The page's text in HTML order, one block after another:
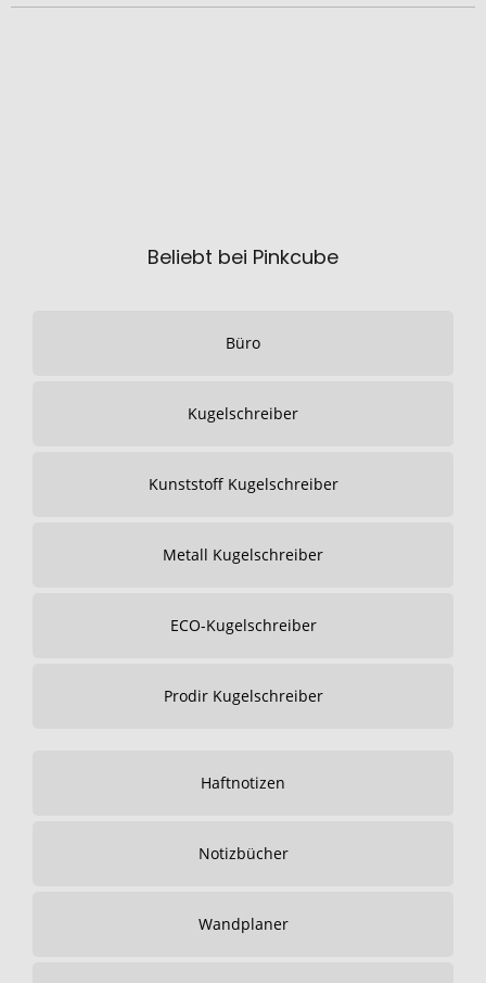
Beliebt bei Pinkcube
Büro
Kugelschreiber
Kunststoff Kugelschreiber
Metall Kugelschreiber
ECO-Kugelschreiber
Prodir Kugelschreiber
Haftnotizen
Notizbücher
Wandplaner